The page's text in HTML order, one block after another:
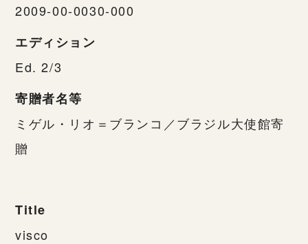
2009-00-0030-000
エディション
Ed. 2/3
寄贈者名等
ミゲル・リオ＝ブランコ／ブラジル大使館寄
贈
Title
visco